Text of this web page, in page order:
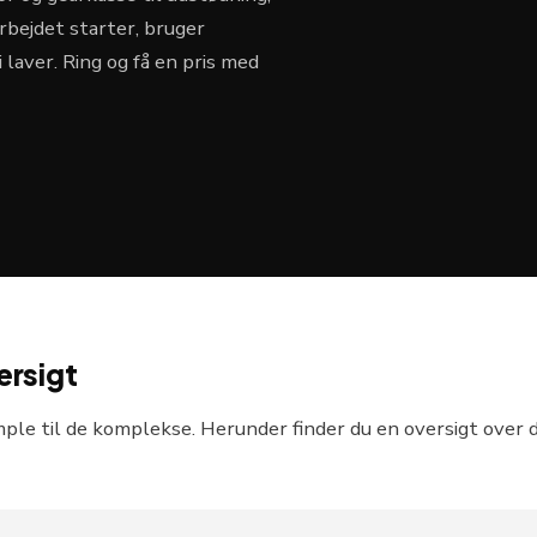
starter, bruger
Ring og få en pris med
til de komplekse. Herunder finder du en oversigt over